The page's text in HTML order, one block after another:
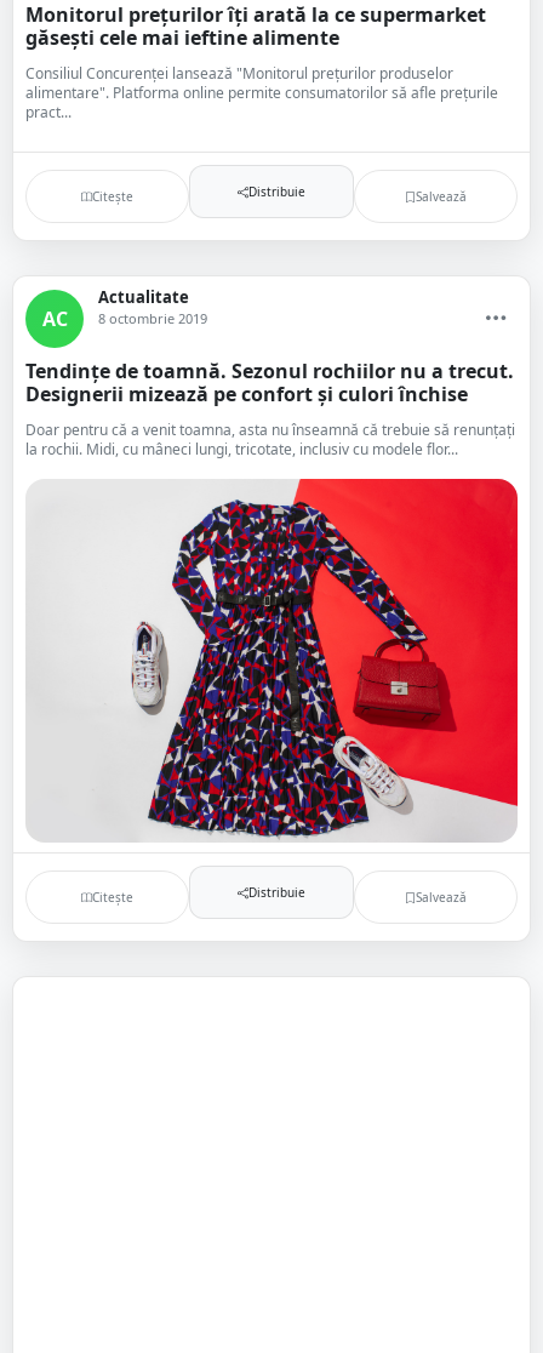
Monitorul prețurilor îți arată la ce supermarket
găsești cele mai ieftine alimente
Consiliul Concurenței lansează "Monitorul prețurilor produselor
alimentare". Platforma online permite consumatorilor să afle prețurile
pract...
Citește Distribuie Salvează
AC
Actualitate
8 octombrie 2019
Tendințe de toamnă. Sezonul rochiilor nu a trecut.
Designerii mizează pe confort și culori închise
Doar pentru că a venit toamna, asta nu înseamnă că trebuie să renunțați
la rochii. Midi, cu mâneci lungi, tricotate, inclusiv cu modele flor...
Citește Distribuie Salvează